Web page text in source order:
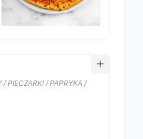
/ PIECZARKI / PAPRYKA /